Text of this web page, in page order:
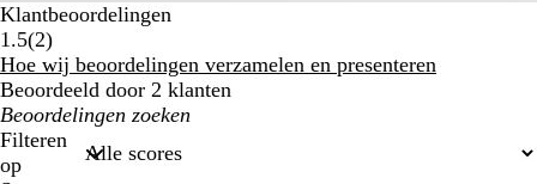
Klantbeoordelingen
1.5(22
klantbeoordelingen
)
Hoe wij beoordelingen verzamelen en presenteren
Beoordeeld door 2 klanten
Mijn
zoekopdrachten
Filteren
op